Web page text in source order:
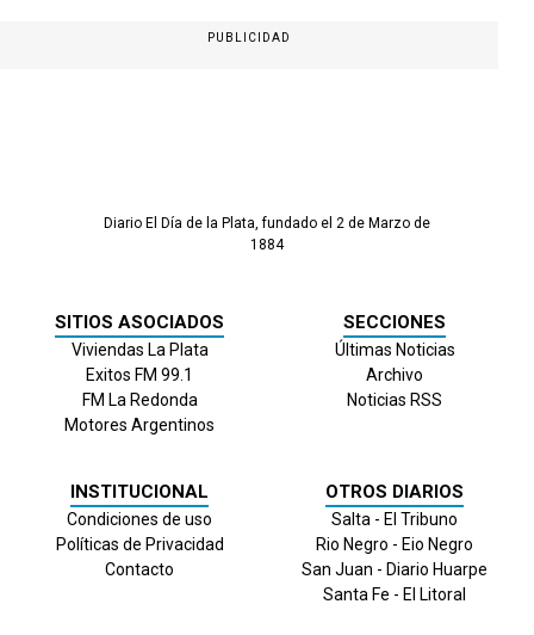
PUBLICIDAD
Diario El Día de la Plata, fundado el 2 de Marzo de
1884
SITIOS ASOCIADOS
Viviendas La Plata
Exitos FM 99.1
FM La Redonda
Motores Argentinos
SECCIONES
Últimas Noticias
Archivo
Noticias RSS
INSTITUCIONAL
Condiciones de uso
Políticas de Privacidad
Contacto
OTROS DIARIOS
Salta - El Tribuno
Rio Negro - Eio Negro
San Juan - Diario Huarpe
Santa Fe - El Litoral